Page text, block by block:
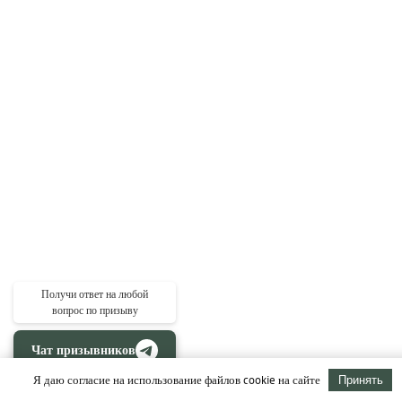
Я даю согласие на использование файлов cookie на сайте Принять
Получи ответ на любой
вопрос по призыву
Чат призывников